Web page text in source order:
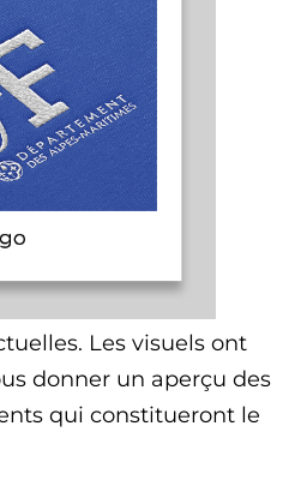
Les visuels ont
donner un aperçu des
qui constitueront le